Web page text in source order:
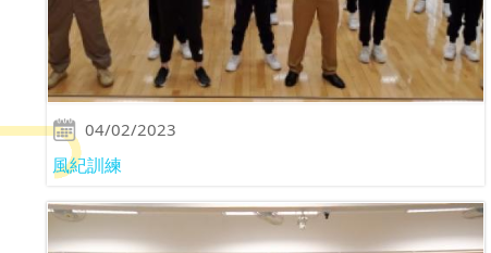
04/02/2023
風紀訓練